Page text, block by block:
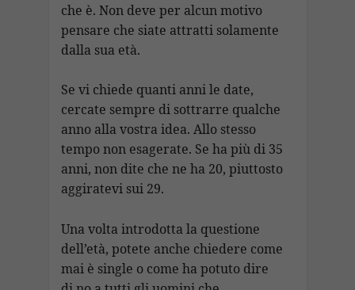
che è. Non deve per alcun motivo
pensare che siate attratti solamente
dalla sua età.
Se vi chiede quanti anni le date,
cercate sempre di sottrarre qualche
anno alla vostra idea. Allo stesso
tempo non esagerate. Se ha più di 35
anni, non dite che ne ha 20, piuttosto
aggiratevi sui 29.
Una volta introdotta la questione
dell’età, potete anche chiedere come
mai è single o come ha potuto dire